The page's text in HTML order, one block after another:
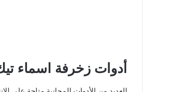
أدوات زخرفة اسماء